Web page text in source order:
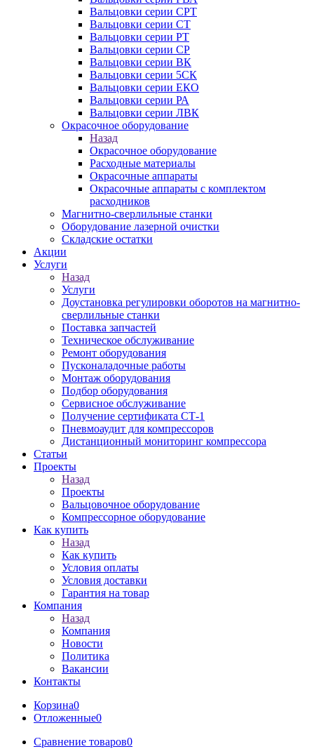
Вальцовки серии СРТ
Вальцовки серии СТ
Вальцовки серии РТ
Вальцовки серии СР
Вальцовки серии ВК
Вальцовки серии 5СК
Вальцовки серии ЕКО
Вальцовки серии РА
Вальцовки серии ЛВК
Окрасочное оборудование
Назад
Окрасочное оборудование
Расходные материалы
Окрасочные аппараты
Окрасочные аппараты с комплектом
расходников
Магнитно-сверлильные станки
Оборудование лазерной очистки
Складские остатки
Акции
Услуги
Назад
Услуги
Доустановка регулировки оборотов на магнитно-
сверлильные станки
Поставка запчастей
Техническое обслуживание
Ремонт оборудования
Пусконаладочные работы
Монтаж оборудования
Подбор оборудования
Сервисное обслуживание
Получение сертификата СТ-1
Пневмоаудит для компрессоров
Дистанционный мониторинг компрессора
Статьи
Проекты
Назад
Проекты
Вальцовочное оборудование
Компрессорное оборудование
Как купить
Назад
Как купить
Условия оплаты
Условия доставки
Гарантия на товар
Компания
Назад
Компания
Новости
Политика
Вакансии
Контакты
Корзина0
Отложенные0
Сравнение товаров0